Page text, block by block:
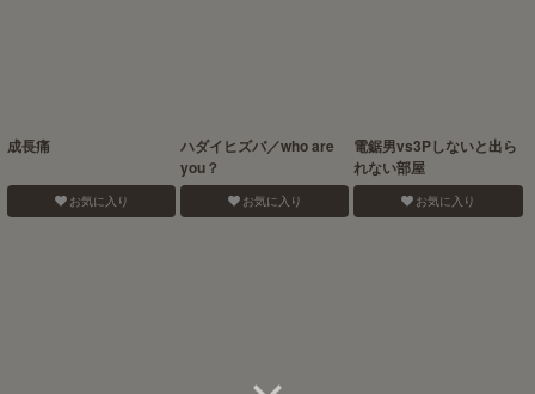
成長痛
お気に入り
ハダイヒズバ／who are
you？
お気に入り
電鋸男vs3Pしないと出ら
れない部屋
お気に入り